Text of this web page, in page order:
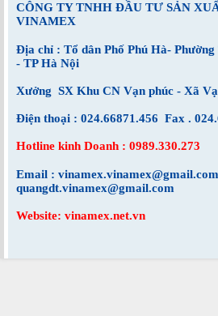
CÔNG TY TNHH ĐẦU TƯ SẢN
VINAMEX
Địa chỉ : Tổ dân Phố Phú Hà-
- TP Hà Nội
Xưởng SX Khu CN Vạn phúc - Xã
Điện thoại : 024.66871.456 Fax .
Hotline kinh Doanh : 0989.330.273
Email :
quangdt.vinamex@gmail.com
Website: vinamex.net.vn